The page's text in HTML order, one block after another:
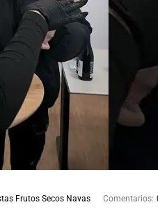
Frutos Secos Navas Comentarios: